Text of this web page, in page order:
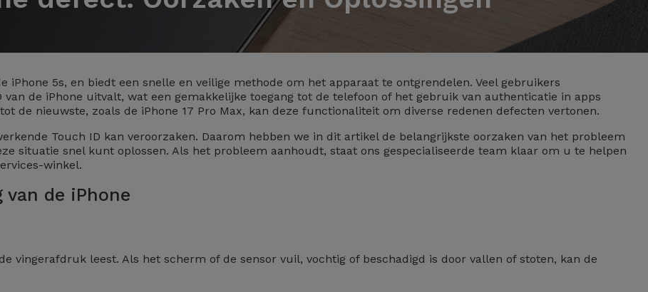
iPhone 5s, en biedt een snelle en veilige methode om het apparaat te ontgrendelen. Veel gebruikers
de iPhone uitvalt, wat een gemakkelijke toegang tot de telefoon of het gebruik van authenticatie in apps
de nieuwste, zoals de iPhone 17 Pro Max, kan deze functionaliteit om diverse redenen defecten vertonen.
Touch ID kan veroorzaken. Daarom hebben we in dit artikel de belangrijkste oorzaken van het probleem
situatie snel kunt oplossen. Als het probleem aanhoudt, staat ons gespecialiseerde team klaar om u te helpen
winkel.
van de iPhone
vingerafdruk leest. Als het scherm of de sensor vuil, vochtig of beschadigd is door vallen of stoten, kan de